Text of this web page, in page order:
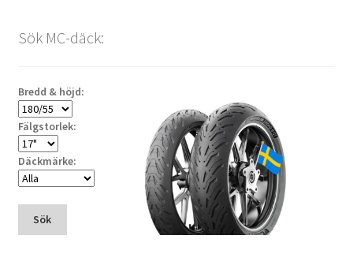
Sök MC-däck:
Bredd & höjd:
Fälgstorlek:
Däckmärke:
Sök